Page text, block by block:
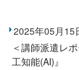
2025年05月15
＜講師派遣レ
工知能(AI)』